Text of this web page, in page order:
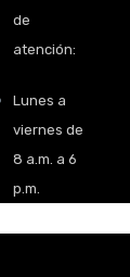
de
atención:
Lunes a
viernes de
8 a.m. a 6
p.m.